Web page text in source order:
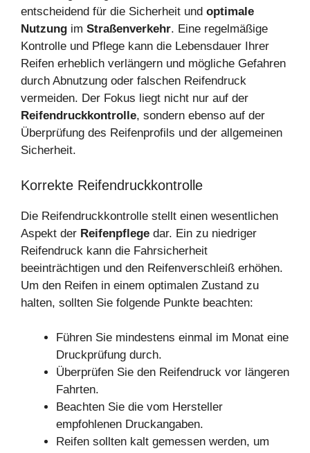
entscheidend für die Sicherheit und optimale
Nutzung im Straßenverkehr. Eine regelmäßige
Kontrolle und Pflege kann die Lebensdauer Ihrer
Reifen erheblich verlängern und mögliche Gefahren
durch Abnutzung oder falschen Reifendruck
vermeiden. Der Fokus liegt nicht nur auf der
Reifendruckkontrolle, sondern ebenso auf der
Überprüfung des Reifenprofils und der allgemeinen
Sicherheit.
Korrekte Reifendruckkontrolle
Die Reifendruckkontrolle stellt einen wesentlichen
Aspekt der Reifenpflege dar. Ein zu niedriger
Reifendruck kann die Fahrsicherheit
beeinträchtigen und den Reifenverschleiß erhöhen.
Um den Reifen in einem optimalen Zustand zu
halten, sollten Sie folgende Punkte beachten:
Führen Sie mindestens einmal im Monat eine
Druckprüfung durch.
Überprüfen Sie den Reifendruck vor längeren
Fahrten.
Beachten Sie die vom Hersteller
empfohlenen Druckangaben.
Reifen sollten kalt gemessen werden, um